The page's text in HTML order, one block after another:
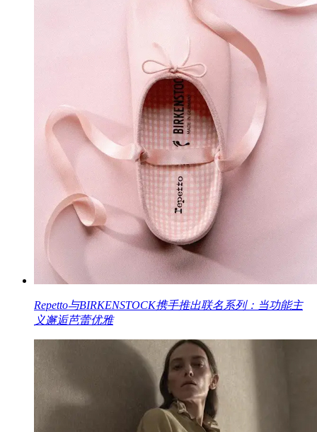
Repetto与BIRKENSTOCK携手推出联名系列：当功能主
义邂逅芭蕾优雅